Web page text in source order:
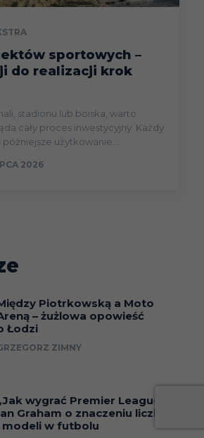
sportowych –
do realizacji krok
stadionu lub boiska, warto
cały proces inwestycyjny. Każdy
użytkowanie...
2026
Piotrkowską a Moto
– żużlowa opowieść
Łodzi
ZIMNY
wygrać Premier League?”.
Graham o znaczeniu liczb
modeli w futbolu